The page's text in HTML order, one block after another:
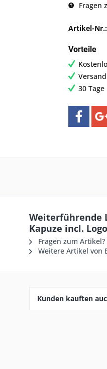
Fragen
Artikel-Nr.:
Vorteile
30
Weiterführende
Kapuze incl.
Fragen zum Artikel?
Weitere Artikel von
Kunden kauften